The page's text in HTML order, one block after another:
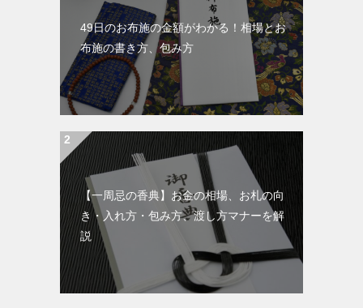
49日のお布施の金額がわかる！相場とお
布施の書き方、包み方
【一周忌の香典】お金の相場、お札の向
き・入れ方・包み方、渡し方マナーを解
説